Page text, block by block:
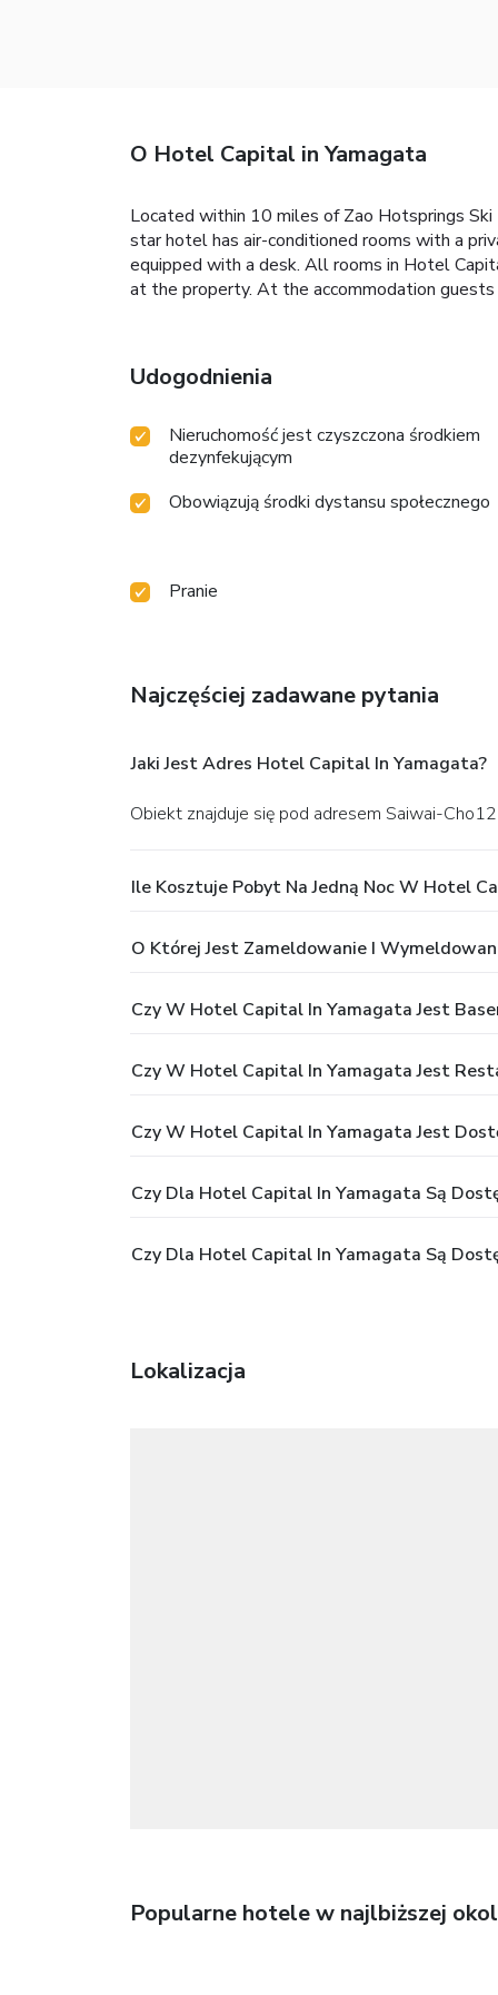
O Hotel Capital in Yamagata
Located within 10 miles of Zao Hotsprings
star hotel has air-conditioned rooms with a
equipped with a desk. All rooms in Hotel
at the property. At the accommodation
Udogodnienia
Nieruchomość jest czyszczona środkiem
dezynfekującym
Obowiązują środki dystansu społecznego
Pranie
Najczęściej zadawane pytania
Jaki Jest Adres Hotel Capital In Yamagata?
Obiekt znajduje się pod adresem Saiwai-
Ile Kosztuje Pobyt Na Jedną Noc W Hotel
O Której Jest Zameldowanie I
Czy W Hotel Capital In Yamagata Jest
Czy W Hotel Capital In Yamagata Jest
Czy W Hotel Capital In Yamagata Jest
Czy Dla Hotel Capital In Yamagata Są
Czy Dla Hotel Capital In Yamagata Są
Lokalizacja
Popularne hotele w najlbiższej